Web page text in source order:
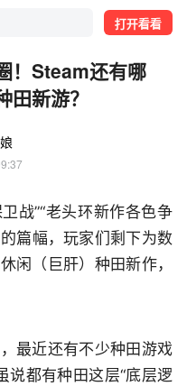
打开看看
！Steam还有哪
田新游？
战”“老头环新作各色争
篇幅，玩家们剩下为数
闲（巨肝）种田新作，
最近还有不少种田游戏
说都有种田这层“底层逻